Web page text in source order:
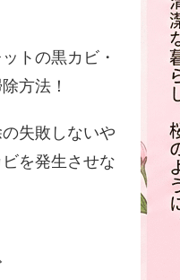
トの黒カビ・
方法！
の失敗しないや
を発生させな